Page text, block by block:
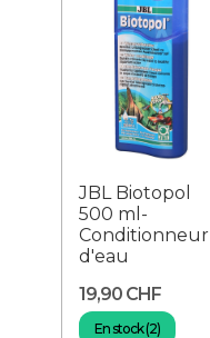
JBL Biotopol
500 ml-
Conditionneur
d'eau
19,90 CHF
En stock (2)